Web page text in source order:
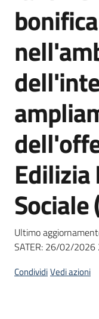
English
site
Seguici
su
Edilizia
Sociale
Ultimo
SATER: 26/02/2026
CondividiVedi azioni